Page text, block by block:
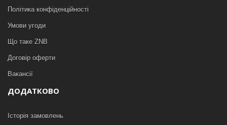
Політика конфіденційності
Умови угоди
Що таке ZNB
Договір оферти
Вакансії
ДОДАТКОВО
Історія замовлень